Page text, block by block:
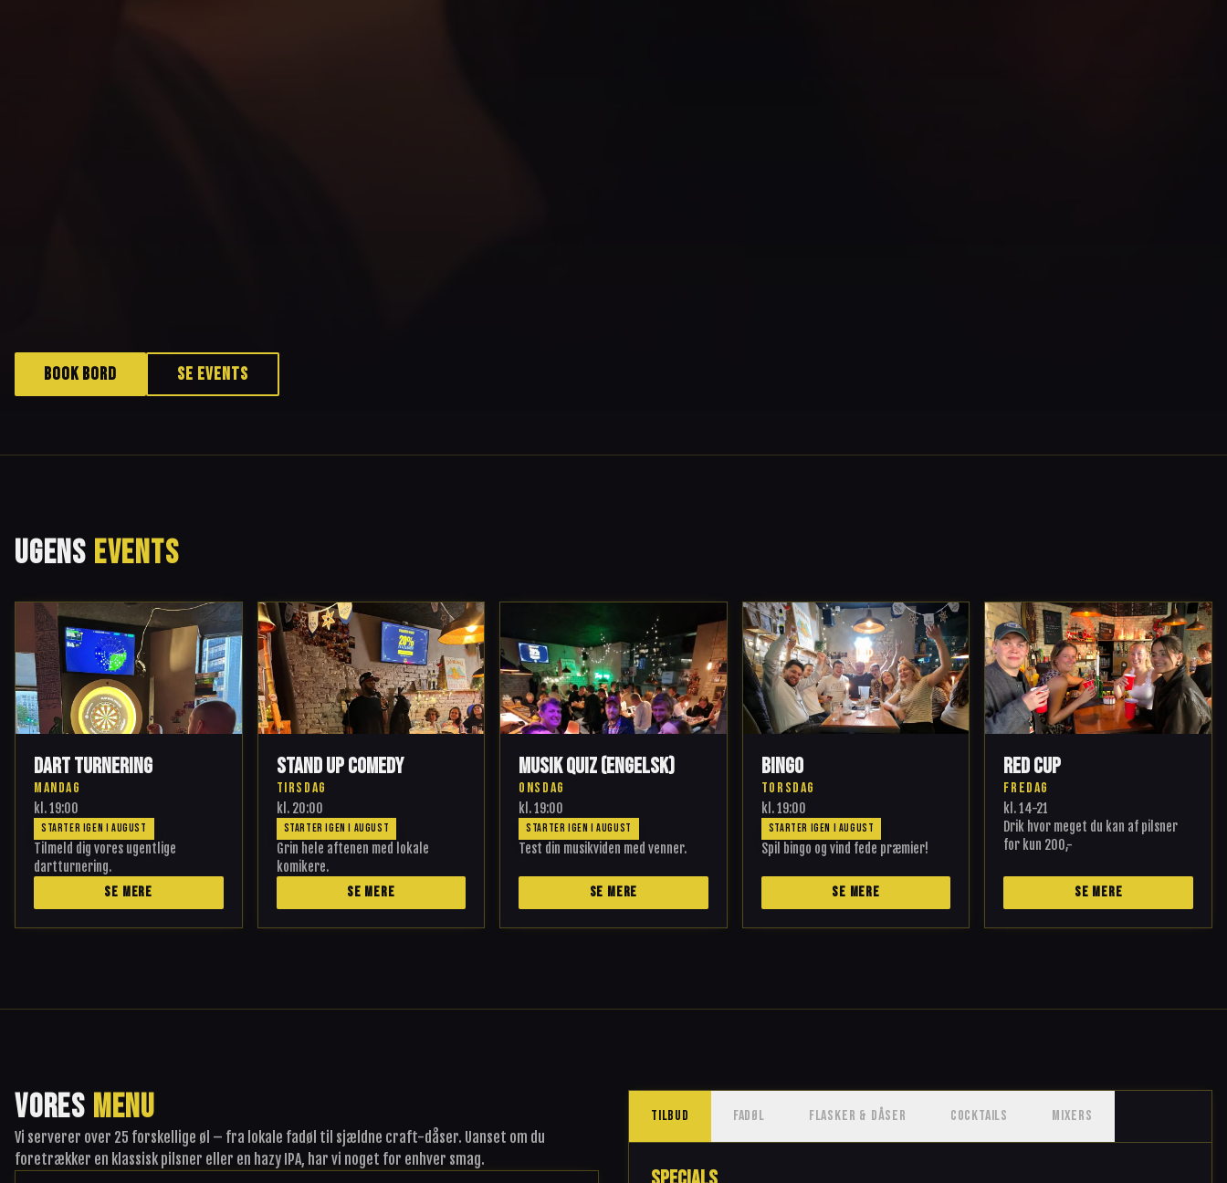
BOOK BORD SE EVENTS
UGENS EVENTS
Dart Turnering
MANDAG
kl.19:00
STARTER IGEN I AUGUST
Tilmeld dig vores ugentlige
dartturnering.
SE MERE
Stand Up Comedy
TIRSDAG
kl. 20:00
STARTER IGEN I AUGUST
Grin hele aftenen med lokale
komikere.
SE MERE
Musik Quiz (engelsk)
ONSDAG
kl.19:00
STARTER IGEN I AUGUST
Test din musikviden med venner.
SE MERE
Bingo
TORSDAG
kl.19:00
STARTER IGEN I AUGUST
Spil bingo og vind fede præmier!
SE MERE
Red Cup
FREDAG
kl.14-21
Drik hvor meget du kan af pilsner
for kun 200,-
SE MERE
VORES MENU
Vi serverer over 25 forskellige øl – fra lokale fadøl til sjældne craft-dåser. Uanset om du
foretrækker en klassisk pilsner eller en hazy IPA, har vi noget for enhver smag.
TILBUD FADØL FLASKER & DÅSER COCKTAILS MIXERS